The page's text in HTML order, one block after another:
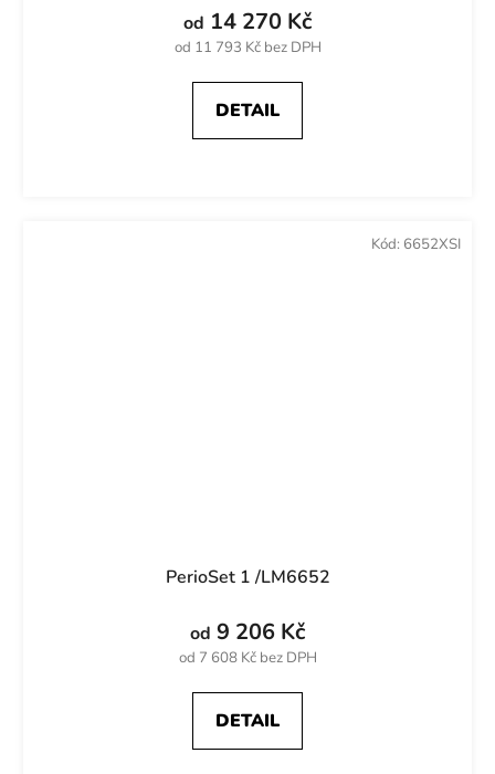
od 11 793 Kč bez DPH
od 14 270 Kč
DETAIL
PerioSet 1 /LM6652
od 7 608 Kč bez DPH
od 9 206 Kč
DETAIL
Kód: 6652XSI